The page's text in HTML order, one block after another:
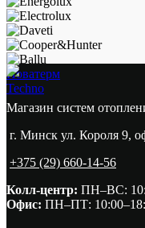
Новатерм
Techno
Магазин систем
г. Минск ул. Короля 9,
+375 (29) 660-14-56
Колл-центр: ПН–ВС:
Офис: ПН–ПТ: